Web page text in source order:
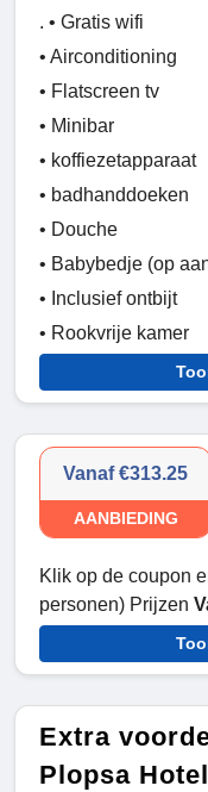
. • Gratis wifi
• Airconditioning
• Flatscreen tv
• Minibar
• koffiezetapparaat
• badhanddoeken
• Douche
• Babybedje (op
• Inclusief ontbijt
• Rookvrije kamer
Vanaf €313.25
AANBIEDING
Klik op de coupon
personen) Prijzen
Extra
Plopsa